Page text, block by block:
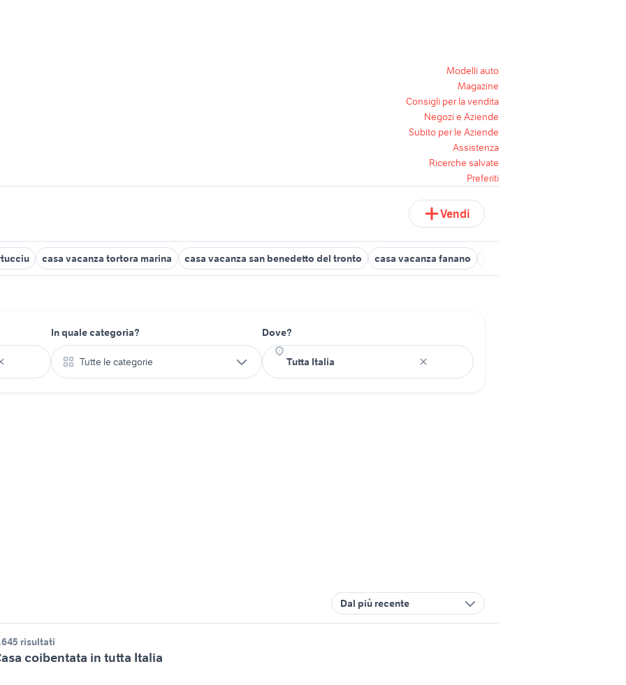
Modelli auto
Magazine
Consigli per la vendita
Negozi e Aziende
Subito per le Aziende
Assistenza
Ricerche salvate
Preferiti
Vendi
casa vacanza tortora marina casa vacanza san benedetto del tronto casa vacanza fanano
In quale categoria?
Tutte le categorie
Dove?
Dal più recente
risultati
coibentata in tutta Italia